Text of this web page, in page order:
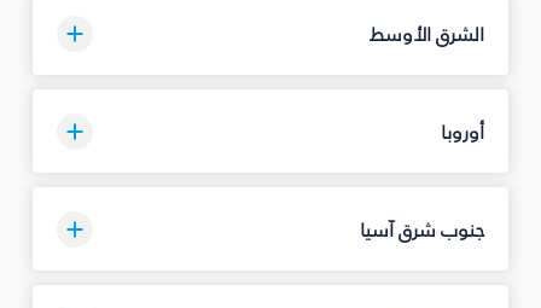
الشرق الأوسط
أوروبا
جنوب شرق آسيا